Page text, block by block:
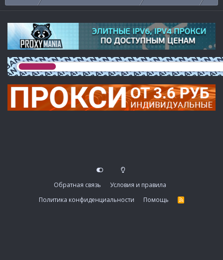
Обратная связь
Условия и правила
Политика конфиденциальности
Помощь
R